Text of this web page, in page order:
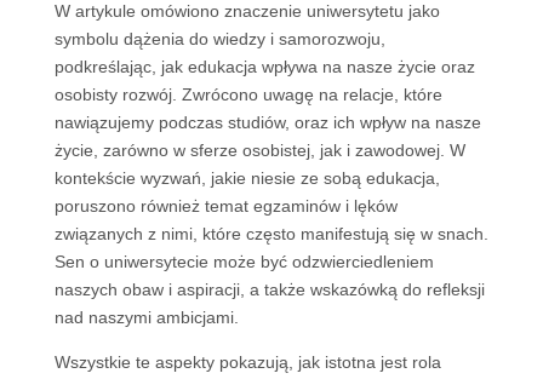
W artykule omówiono znaczenie uniwersytetu jako
symbolu dążenia do wiedzy i samorozwoju,
podkreślając, jak edukacja wpływa na nasze życie oraz
osobisty rozwój. Zwrócono uwagę na relacje, które
nawiązujemy podczas studiów, oraz ich wpływ na nasze
życie, zarówno w sferze osobistej, jak i zawodowej. W
kontekście wyzwań, jakie niesie ze sobą edukacja,
poruszono również temat egzaminów i lęków
związanych z nimi, które często manifestują się w snach.
Sen o uniwersytecie może być odzwierciedleniem
naszych obaw i aspiracji, a także wskazówką do refleksji
nad naszymi ambicjami.
Wszystkie te aspekty pokazują, jak istotna jest rola